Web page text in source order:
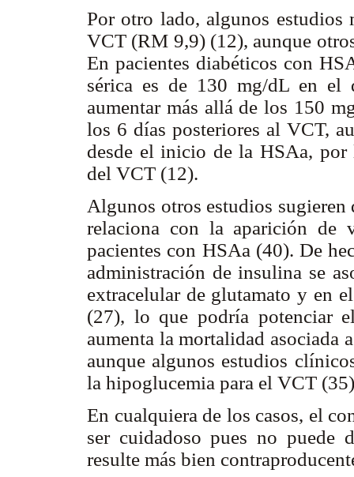
Por otro lado, algunos estudios
VCT (RM 9,9) (12), aunque
En pacientes diabéticos con
sérica es de 130 mg/dL en el
aumentar más allá de los 150
los 6 días posteriores al VCT,
desde el inicio de la HSAa, por
del VCT (12).
Algunos otros estudios sugieren
relaciona con la aparición de
pacientes con HSAa (40). De
administración de insulina se
extracelular de glutamato y en
(27), lo que podría potenciar
aumenta la mortalidad asociada
aunque algunos estudios
la hipoglucemia para el VCT
En cualquiera de los casos, el
ser cuidadoso pues no puede
resulte más bien